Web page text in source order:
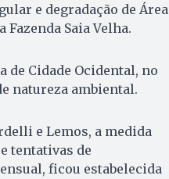
e degradação de Área
Fazenda Saia Velha.
de Cidade Ocidental, no
natureza ambiental.
e Lemos, a medida
tentativas de
ficou estabelecida